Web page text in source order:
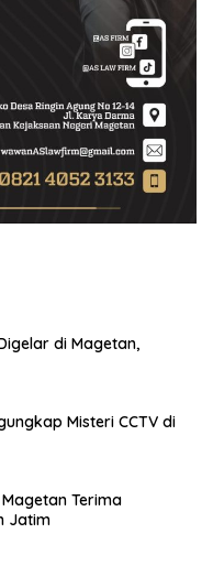
di Magetan,
Misteri CCTV di
Terima
Jatim